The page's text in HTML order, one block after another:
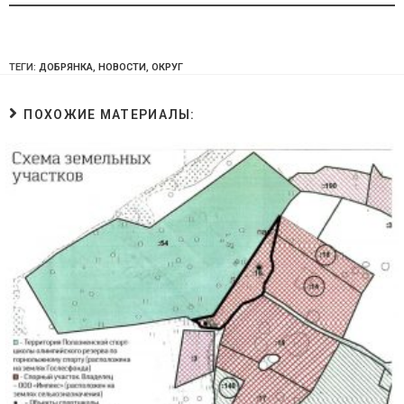
ТЕГИ: ДОБРЯНКА, НОВОСТИ, ОКРУГ
ПОХОЖИЕ МАТЕРИАЛЫ: